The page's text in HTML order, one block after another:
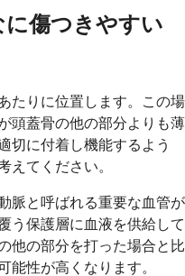
傷つきやすい
たりに位置します。この場
頭蓋骨の他の部分よりも薄
切に付着し機能するよう
えてください。
脈と呼ばれる重要な血管が
う保護層に血液を供給して
他の部分を打った場合と比
能性が高くなります。